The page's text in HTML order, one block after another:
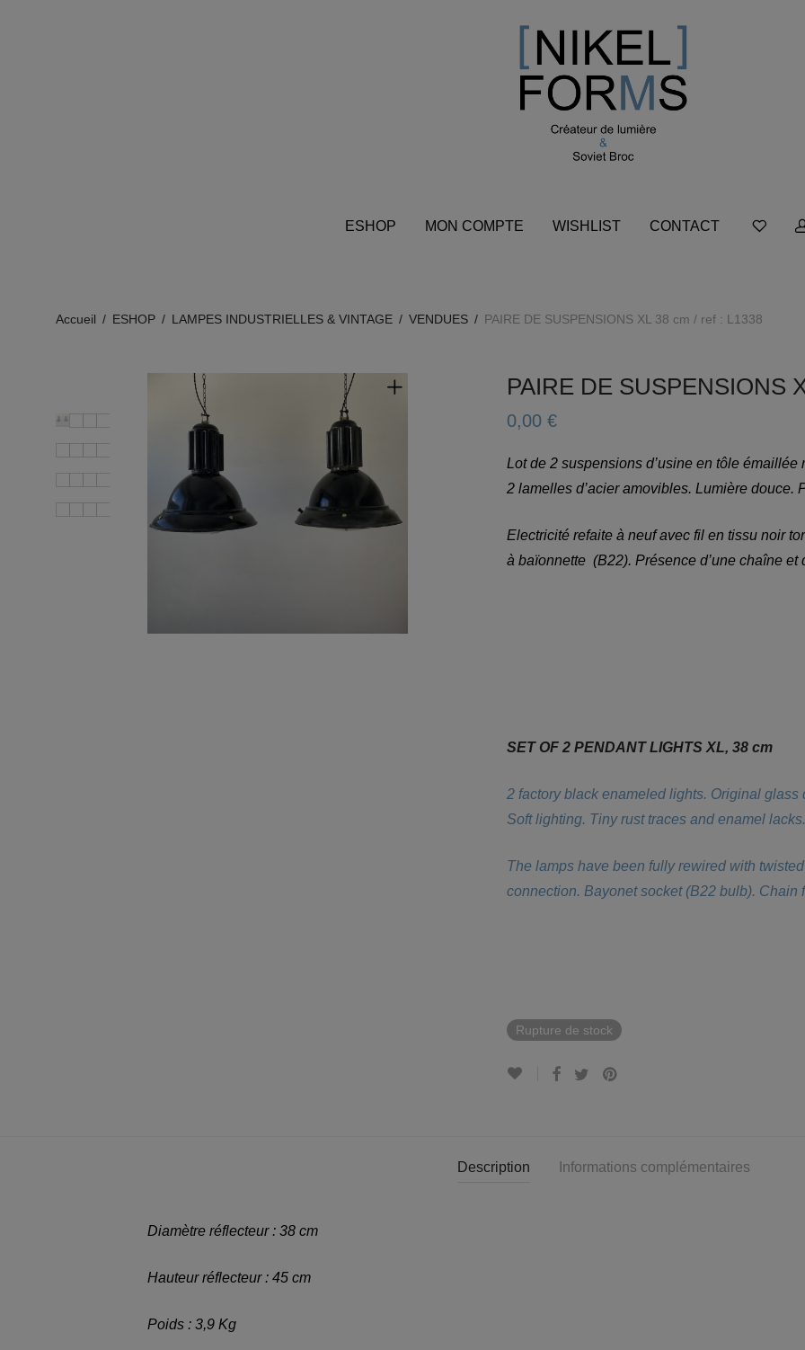
ESHOP MON COMPTE WISHLIST CONTACT
Accueil / ESHOP / LAMPES INDUSTRIELLES & VINTAGE / VENDUES / PAIRE DE SUSPENSIONS XL 38 cm / ref : L1338
PAIRE DE SUSPENSIONS
0,00 €
Lot de 2 suspensions d’usine en tôle
2 lamelles d’acier amovibles. Lumière douce.
Electricité refaite à neuf avec fil en tissu noir
à baïonnette (B22). Présence d’une chaîne et
SET OF 2 PENDANT LIGHTS XL, 38 cm
2 factory black enameled lights. Original
Soft lighting. Tiny rust traces and enamel
The lamps have been fully rewired with
connection. Bayonet socket (B22 bulb).
Rupture de stock
Description Informations complémentaires
Diamètre réflecteur : 38 cm
Hauteur réflecteur : 45 cm
Poids : 3,9 Kg